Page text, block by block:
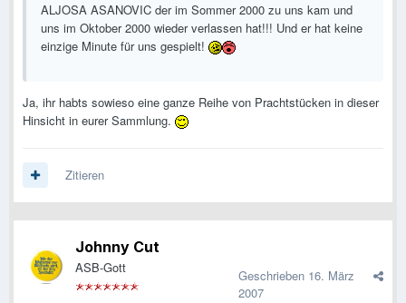
ALJOSA ASANOVIC der im Sommer 2000 zu uns kam und
uns im Oktober 2000 wieder verlassen hat!!! Und er hat keine
einzige Minute für uns gespielt!
Ja, ihr habts sowieso eine ganze Reihe von Prachtstücken in dieser
Hinsicht in eurer Sammlung.
Zitieren
Johnny Cut
ASB-Gott Geschrieben 16. März
2007